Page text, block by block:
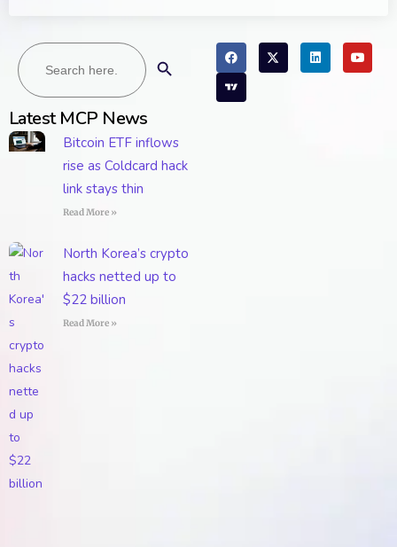
Search
for:
Latest MCP News
Bitcoin ETF inflows
rise as Coldcard hack
link stays thin
Read More »
North Korea’s crypto
hacks netted up to
$22 billion
Read More »